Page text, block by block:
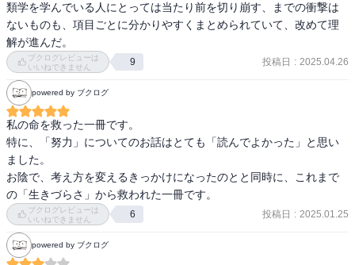
系と3つある)。
クランとリネージ、キンドレッドという見方がある。
クランは出自を辿った先が神話や伝説に行き着く集団、リネージは
具体的ないつどこの誰と辿れる単位の集団。キンドレッドは私から
見た親族の範囲(日本の場合だと、合理的に解釈可能なのは6親等く
らいか?)。
たとえば、日本の天皇制は父系の集団であり、クランかつリネー
ジ。
事例:タイとラオスの屋敷地居住集団。男が婿として妻の実家の近隣
に住んで共同生活をする集団がある。
中根千枝氏によると、集団を決める基準は資格と場の共有であるそ
う。日本は場の共有を優先する傾向がある。とくに家(生活共同体か
つ経営体)。
家という観念は場、なので共通項をもたない場合において価値観や
こうした現象を、フィールドワークを通じた身体感覚として体験す
る文化人類学者たちは、安易に他者を分断することはありません。
彼らはあくまで各社会の特徴を捉えた上で、
①「人間の文化がいかに多様であるか」を問い、
②その多様性の深層にある「人間としての共通性」を探求し、
③「文化的な多様性がどのように変容していくのか」を記述しよう
とします。
一度、慣れ親しんだ自文化の世界から切り離され、異なる言語空間
で生活する。そのプロセスを経て初めて、これまで当たり前だと思
っていた世界が決して自明ではないことに気づかされる。文化人類
学とは、知的な刺激に満ちた、実に興味深い学問であると感じまし
た。
類学を学んでいる人にとっては当たり前を切り崩す、までの衝撃は
ないものも、項目ごとに分かりやすくまとめられていて、改めて理
解が進んだ。
ブクログレビューは
いいねできません
9 投稿日 : 2025.04.26
powered by ブクログ
私の命を救った一冊です。
特に、「努力」についてのお話はとても「読んでよかった」と思い
ました。
お陰で、考え方を変えるきっかけになったのとと同時に、これまで
の「生きづらさ」から救われた一冊です。
ブクログレビューは
いいねできません
6 投稿日 : 2025.01.25
powered by ブクログ